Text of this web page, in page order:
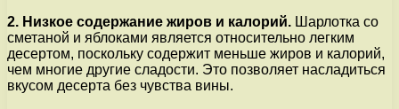
2. Низкое содержание жиров и калорий. Шарлотка со
сметаной и яблоками является относительно легким
десертом, поскольку содержит меньше жиров и калорий,
чем многие другие сладости. Это позволяет насладиться
вкусом десерта без чувства вины.